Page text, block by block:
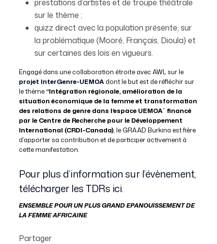
prestations d’artistes et de troupe théâtrale
sur le thème ;
quizz direct avec la population présente, sur
la problématique (Mooré, Français, Dioula) et
sur certaines des lois en vigueurs.
Engagé dans une collaboration étroite avec AWL sur le
projet InterGenre-UEMOAdont le but est de réfléchir sur
le thème “Intégration régionale, amélioration de la
situation économique de la femme et transformation
des relations de genre dans l’espace UEMOA” financé
par le Centre de Recherche pour le Développement
International (CRDI-Canada), le GRAAD Burkina est fière
d’apporter sa contribution et de participer activement à
cette manifestation.
Pour plus d’information sur l’évènement,
télécharger les TDRs ici.
ENSEMBLE POUR UN PLUS GRAND EPANOUISSEMENT DE
LA FEMME AFRICAINE
Partager